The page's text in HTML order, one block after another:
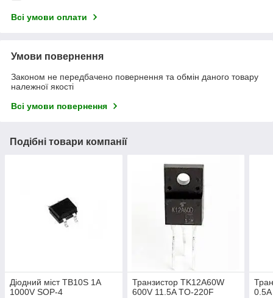
Всі умови оплати
Умови повернення
Законом не передбачено повернення та обмін даного товару
належної якості
Всі умови повернення
Подібні товари компанії
Діодний міст TB10S 1A
1000V SOP-4
Транзистор ТK12A60W
600V 11.5A TO-220F